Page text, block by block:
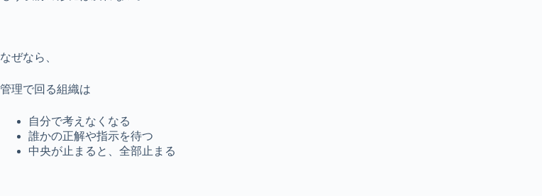
なぜなら、
管理で回る組織は
自分で考えなくなる
誰かの正解や指示を待つ
中央が止まると、全部止まる